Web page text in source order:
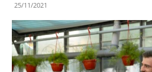
25/11/2021